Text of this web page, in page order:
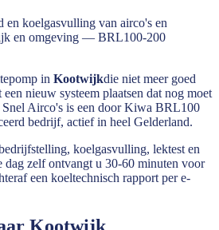
en koelgasvulling van airco's en
en omgeving — BRL100-200
in Kootwijkdie niet meer goed
nieuw systeem plaatsen dat nog moet
Airco's is een door Kiwa BRL100
bedrijf, actief in heel Gelderland.
koelgasvulling, lektest en
dag zelf ontvangt u 30-60 minuten voor
een koeltechnisch rapport per e-
Kootwijk